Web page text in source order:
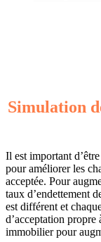
Simulation
Il est important
pour améliorer les
acceptée. Pour
taux d’endettement
est différent et
d’acceptation propre
immobilier pour